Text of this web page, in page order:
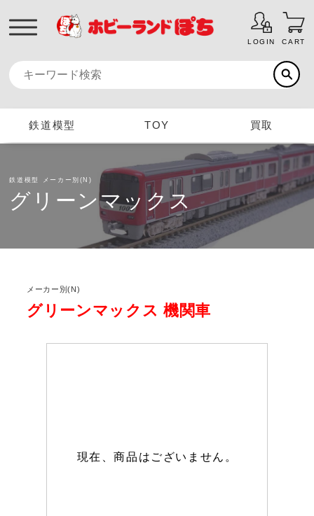
LOGIN CART
鉄道模型 TOY 買取
鉄道模型 メーカー別(N)
グリーンマックス
メーカー別(N)
グリーンマックス 機関車
現在、商品はございません。